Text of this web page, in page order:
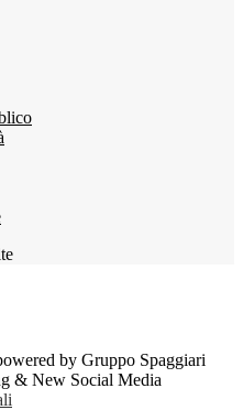
by Gruppo Spaggiari
& New Social Media